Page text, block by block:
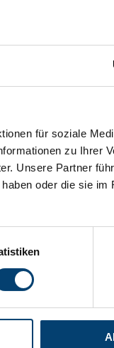
für soziale
zu Ihrer
Unsere Partner
oder die sie im